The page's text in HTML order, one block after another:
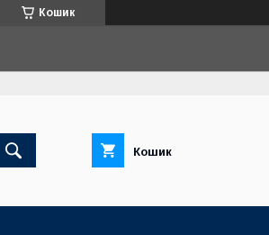
Кошик
Кошик